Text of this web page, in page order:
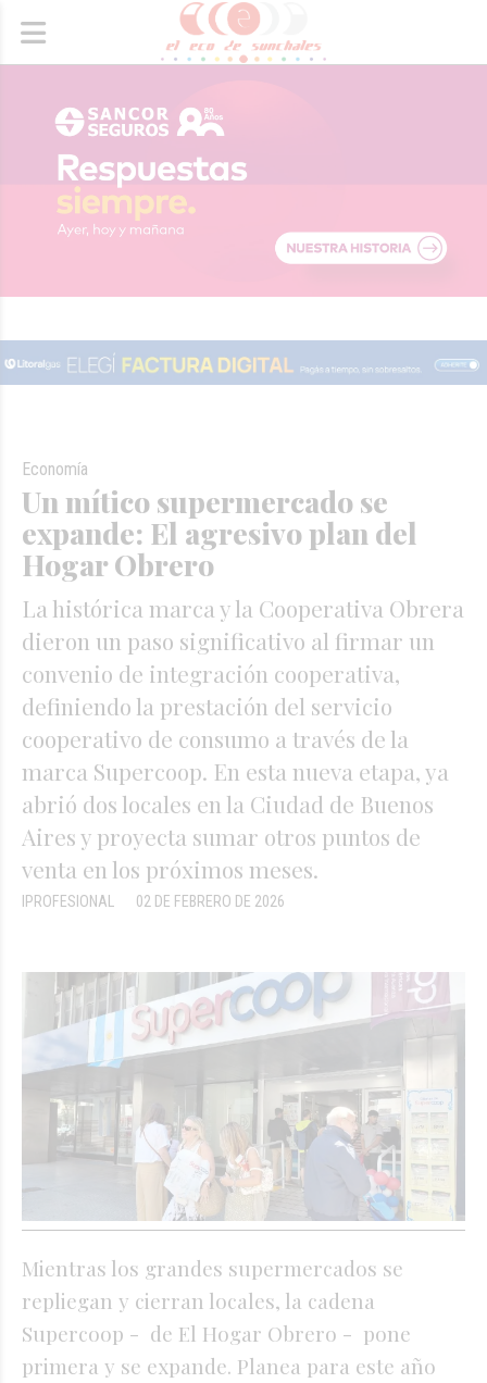
Un mítico supermercado se
expande: El agresivo plan del
Hogar Obrero
La histórica marca y la Cooperativa Obrera
dieron un paso significativo al firmar un
convenio de integración cooperativa,
definiendo la prestación del servicio
cooperativo de consumo a través de la
marca Supercoop. En esta nueva etapa, ya
abrió dos locales en la Ciudad de Buenos
Aires y proyecta sumar otros puntos de
venta en los próximos meses.
Economía
02 DE FEBRERO DE 2026
IPROFESIONAL
Mientras los grandes supermercados se
repliegan y cierran locales, la cadena
Supercoop - de El Hogar Obrero - pone
primera y se expande. Planea para este año